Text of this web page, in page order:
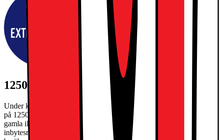
1250:- EXTRA INBYTESRABATT
Under kampanjperioden 27/7-30/8/2026 får du extra inbytesrabatt
på 1250kr när du byter in din gamla iPad och köper en ny. Din
gamla iPad måste ha ett inbytesvärde på minst 300kr. Gäller max en
inbytesrabatt per köp. Slutgiltigt inbytesvärde på din gamla telefon